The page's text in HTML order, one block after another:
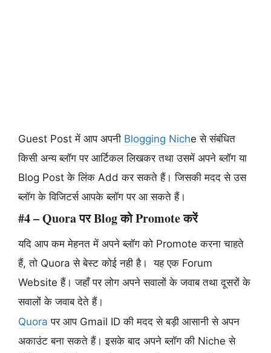
Guest Post में आप अपनी Blogging Niche से संबंधित
किसी अन्य ब्लॉग पर आर्टिकल लिखकर तथा उसमें अपने ब्लॉग या
Blog Post के लिंक Add कर सकते हैं। जिसकी मदद से उस
ब्लॉग के विजिटर्स आपके ब्लॉग पर आ सकते हैं।
#4 – Quora पर Blog को Promote करें
यदि आप कम मेहनत में अपने ब्लॉग को Promote करना चाहते
हैं, तो Quora से बेस्ट कोई नही है। यह एक Forum
Website हैं। जहाँ पर लोग अपने सवालों के जवाब तथा दूसरों के
सवालों के जवाब देते हैं।
Quoraपर आप Gmail ID की मदद से बड़ी आसानी से अपन
अकाउंट बना सकते हैं। इसके बाद अपने ब्लॉग की Niche से